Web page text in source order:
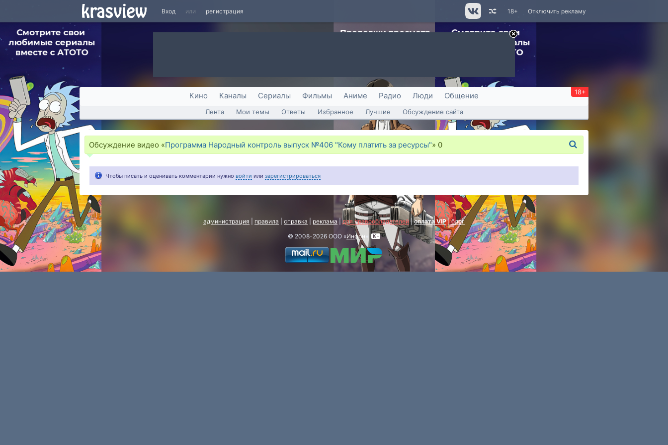
Вход или регистрация Отключить рекламу
18+
Кино Каналы Сериалы Фильмы Аниме Радио Люди Общение 18+
Лента Мои темы Ответы Избранное Лучшие Обсуждение сайта
Обсуждение видео «Программа Народный контроль выпуск №406 "Кому платить за ресурсы"» 0
Чтобы писать и оценивать комментарии нужно войти или зарегистрироваться
администрация правила справка реклама для правообладателей|оплата VIP|блог
© 2008-2026 ООО «Инфон»